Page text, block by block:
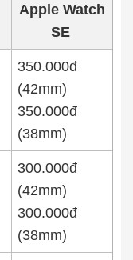
Apple Watch
SE
350.000đ
(42mm)
350.000đ
(38mm)
300.000đ
(42mm)
300.000đ
(38mm)